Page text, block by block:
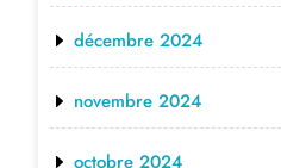
décembre 2024
novembre 2024
octobre 2024